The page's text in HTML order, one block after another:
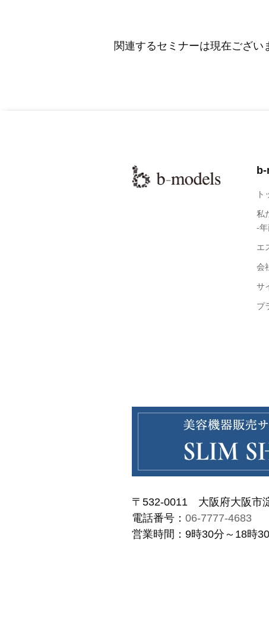
関連するセミナーは現在ござい
ト
私
-
エ
会
サ
プ
〒532-0011 大阪府大阪市
電話番号： 06-7777-4683
営業時間：9時30分～18時